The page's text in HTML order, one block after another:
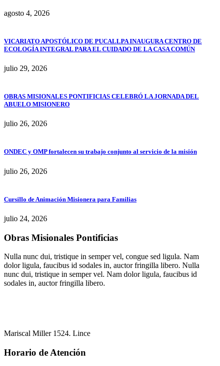
agosto 4, 2026
VICARIATO APOSTÓLICO DE PUCALLPA INAUGURA CENTRO DE
ECOLOGÍA INTEGRAL PARA EL CUIDADO DE LA CASA COMÚN
julio 29, 2026
OBRAS MISIONALES PONTIFICIAS CELEBRÓ LA JORNADA DEL
ABUELO MISIONERO
julio 26, 2026
ONDEC y OMP fortalecen su trabajo conjunto al servicio de la misión
julio 26, 2026
Cursillo de Animación Misionera para Familias
julio 24, 2026
Obras Misionales Pontificias
Nulla nunc dui, tristique in semper vel, congue sed ligula. Nam
dolor ligula, faucibus id sodales in, auctor fringilla libero. Nulla
nunc dui, tristique in semper vel. Nam dolor ligula, faucibus id
sodales in, auctor fringilla libero.
Mariscal Miller 1524. Lince
Horario de Atención